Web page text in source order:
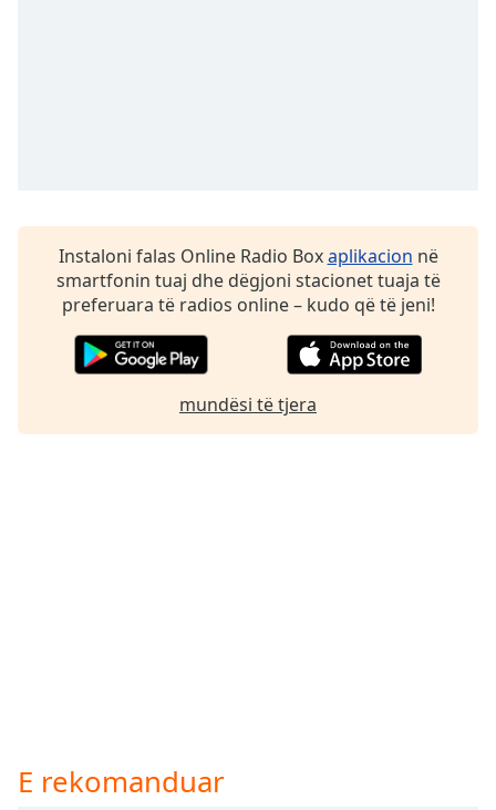
dialog
window.Instaloni falas Online Radio Boxaplikacion në
smartfonin tuaj dhe dëgjoni stacionet tuaja të
preferuara të radios online – kudo që të jeni!
mundësi të tjera
E rekomanduar